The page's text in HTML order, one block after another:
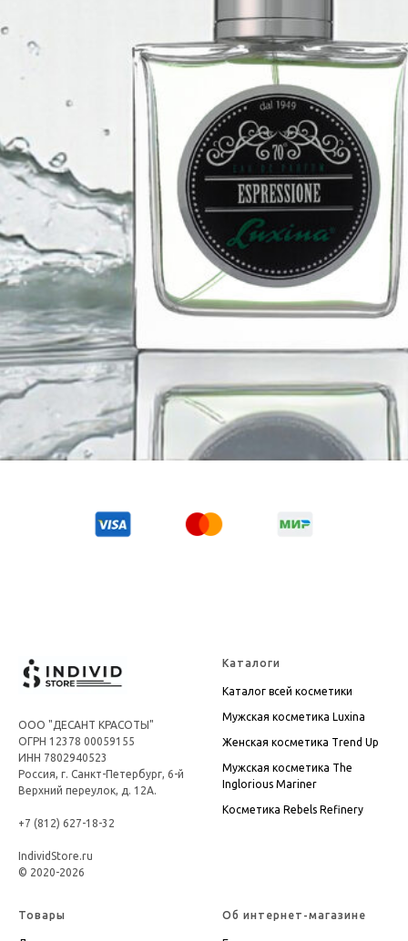
ООО "ДЕСАНТ КРАСОТЫ"
ОГРН 12378 00059155
ИНН 7802940523
Россия, г. Санкт-Петербург, 6-й
Верхний переулок, д. 12А.
+7 (812) 627-18-32
IndividStore.ru
© 2020-2026
Каталоги
Каталог всей косметики
Мужская косметика Luxina
Женская косметика Trend Up
Мужская косметика The
Inglorious Mariner
Косметика Rebels Refinery
Товары Об интернет-магазине